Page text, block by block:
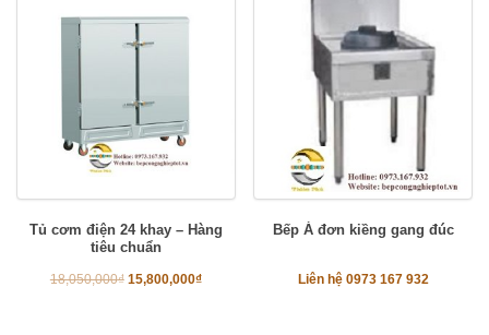
Tủ cơm điện 24 khay – Hàng
tiêu chuẩn
18,050,000₫ 15,800,000₫
Bếp Á đơn kiềng gang đúc
Liên hệ 0973 167 932